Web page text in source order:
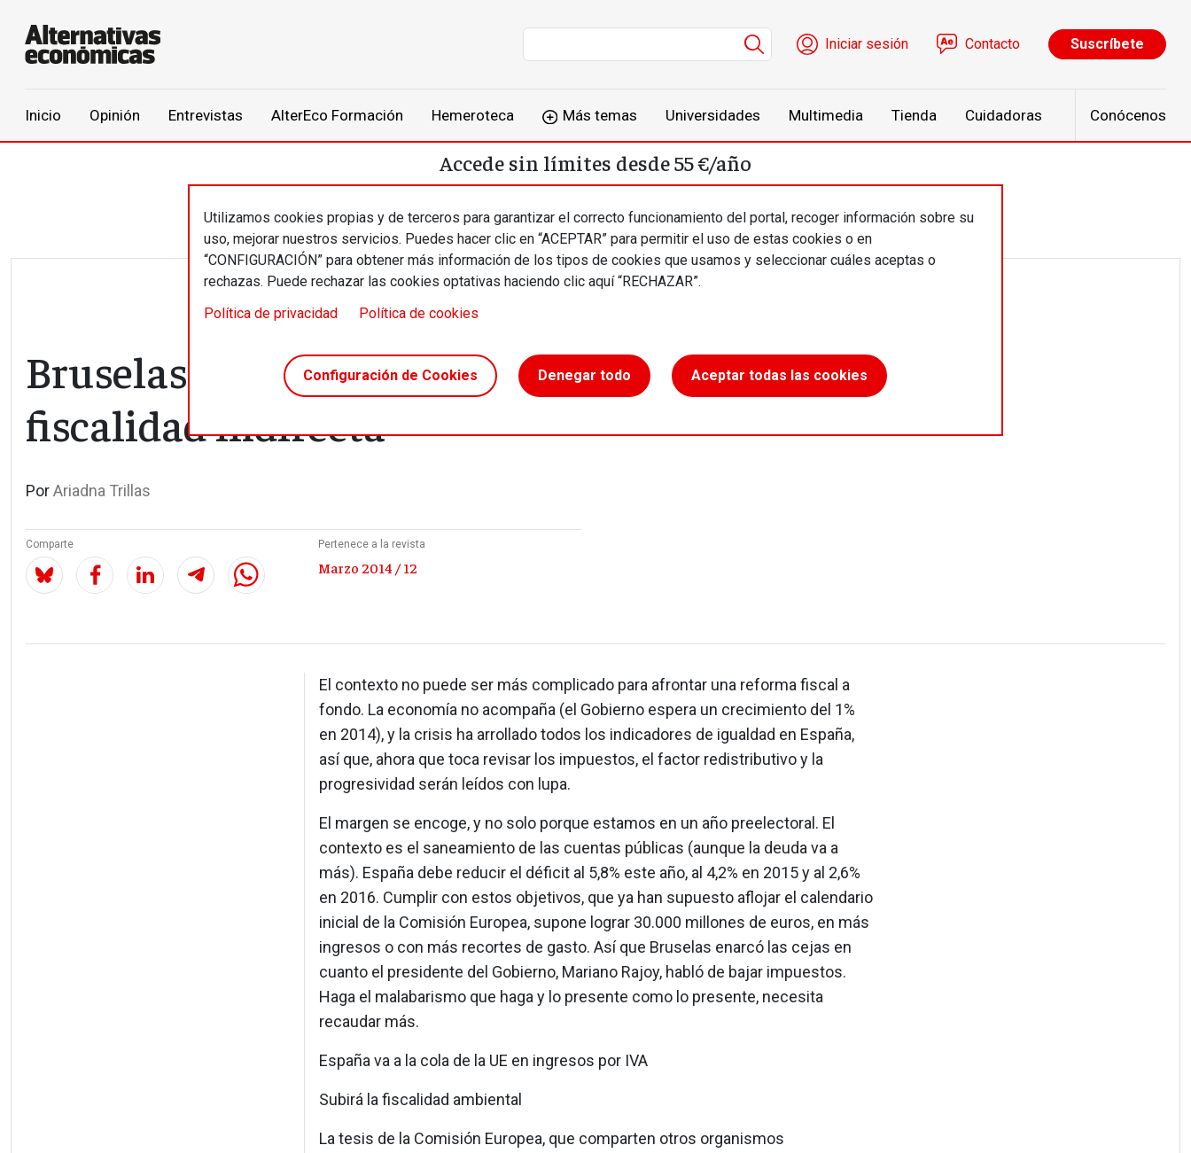
Menú de cuenta de usuario
Iniciar sesión Contacto Suscríbete
Inicio Opinión Entrevistas AlterEco Formación Hemeroteca Más temas Universidades Multimedia Tienda Cuidadoras Conócenos
Utilizamos cookies propias y de terceros para garantizar el correcto funcionamiento del portal, recoger información sobre su
uso, mejorar nuestros servicios. Puedes hacer clic en “ACEPTAR” para permitir el uso de estas cookies o en
“CONFIGURACIÓN” para obtener más información de los tipos de cookies que usamos y seleccionar cuáles aceptas o
rechazas. Puede rechazar las cookies optativas haciendo clic aquí “RECHAZAR”.
Política de privacidad
Política de cookies
Configuración de Cookies Denegar todo Aceptar todas las cookies
Accede sin límites desde 55 €/año
Bruselas, en favor de más
fiscalidad indirecta
PorAriadna Trillas
Comparte Pertenece a la revista
Marzo 2014 / 12
El contexto no puede ser más complicado para afrontar una reforma fiscal a
fondo. La economía no acompaña (el Gobierno espera un crecimiento del 1%
en 2014), y la crisis ha arrollado todos los indicadores de igualdad en España,
así que, ahora que toca revisar los impuestos, el factor redistributivo y la
progresividad serán leídos con lupa.
El margen se encoge, y no solo porque estamos en un año preelectoral. El
contexto es el saneamiento de las cuentas públicas (aunque la deuda va a
más). España debe reducir el déficit al 5,8% este año, al 4,2% en 2015 y al 2,6%
en 2016. Cumplir con estos objetivos, que ya han supuesto aflojar el calendario
inicial de la Comisión Europea, supone lograr 30.000 millones de euros, en más
ingresos o con más recortes de gasto. Así que Bruselas enarcó las cejas en
cuanto el presidente del Gobierno, Mariano Rajoy, habló de bajar impuestos.
Haga el malabarismo que haga y lo presente como lo presente, necesita
recaudar más.
España va a la cola de la UE en ingresos por IVA
Subirá la fiscalidad ambiental
La tesis de la Comisión Europea, que comparten otros organismos